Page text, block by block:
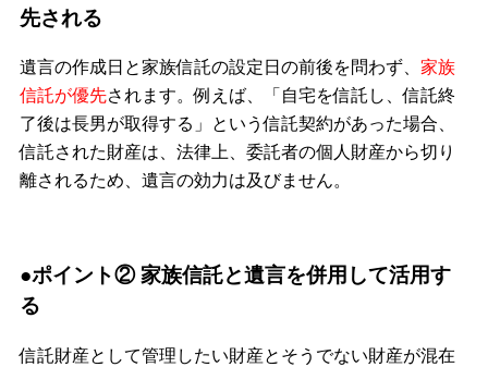
先される
遺言の作成日と家族信託の設定日の前後を問わず、 家族
信託が優先されます。例えば、「自宅を信託し、信託終
了後は長男が取得する」という信託契約があった場合、
信託された財産は、法律上、委託者の個人財産から切り
離されるため、遺言の効力は及びません。
●ポイント② 家族信託と遺言を併用して活用す
る
信託財産として管理したい財産とそうでない財産が混在